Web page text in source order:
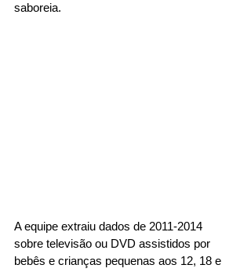
saboreia.
A equipe extraiu dados de 2011-2014
sobre televisão ou DVD assistidos por
bebês e crianças pequenas aos 12, 18 e